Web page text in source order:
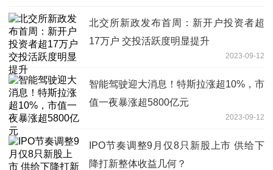
北交所新政发布首周：新开户投资者超
17万户 交投活跃度明显提升
2023-09-12
智能驾驶迎大消息！特斯拉涨超10%，市
值一夜暴涨超5800亿元
2023-09-12
IPO节奏调整9月仅8只新股上市 供给下
降打新整体收益几何？